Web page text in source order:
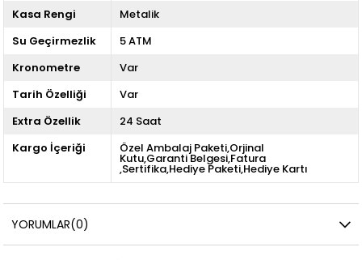
Kasa Rengi
Metalik
Su Geçirmezlik
5 ATM
Kronometre
Var
Tarih Özelliği
Var
Extra Özellik
24 Saat
Kargo İçeriği
Özel Ambalaj Paketi,Orjinal
Kutu,Garanti Belgesi,Fatura
,Sertifika,Hediye Paketi,Hediye Kartı
YORUMLAR(0)